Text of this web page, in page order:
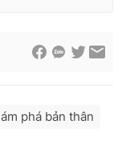
phá bản thân